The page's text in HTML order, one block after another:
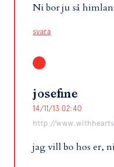
Ni bor ju så
svara
josefine
14/11/13 02:40
http://
jag vill bo hos er,